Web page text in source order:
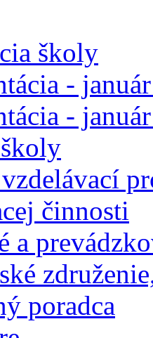
školy
-
-
činnosti
a
poradca